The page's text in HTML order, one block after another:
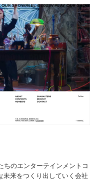
ちのエンターテインメントコ
未来をつくり出していく会社